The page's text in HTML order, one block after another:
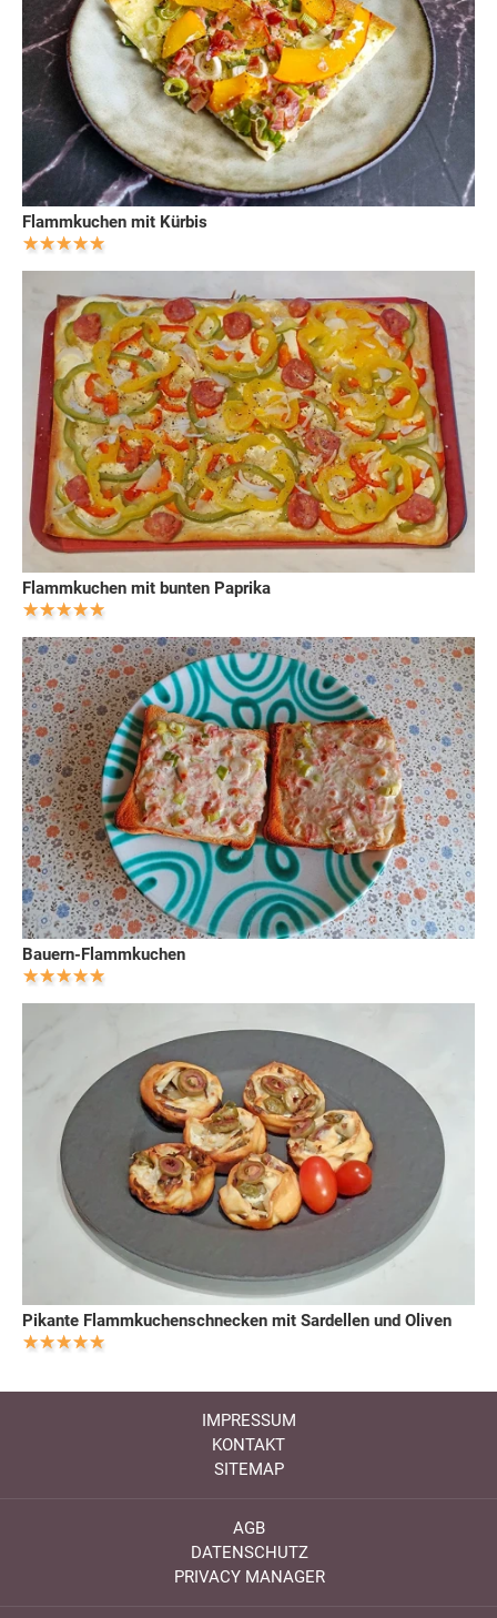
Flammkuchen mit Kürbis
Flammkuchen mit bunten Paprika
Bauern-Flammkuchen
Pikante Flammkuchenschnecken mit Sardellen und Oliven
IMPRESSUM
KONTAKT
SITEMAP
AGB
DATENSCHUTZ
PRIVACY MANAGER